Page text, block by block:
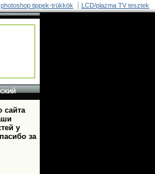
photoshop tippek-trükkök LCD/plazma TV tesztek
сайта
у
за